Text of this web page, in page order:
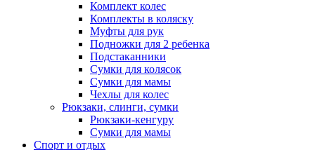
Комплект колес
Комплекты в коляску
Муфты для рук
Подножки для 2 ребенка
Подстаканники
Сумки для колясок
Сумки для мамы
Чехлы для колес
Рюкзаки, слинги, сумки
Рюкзаки-кенгуру
Сумки для мамы
Спорт и отдых